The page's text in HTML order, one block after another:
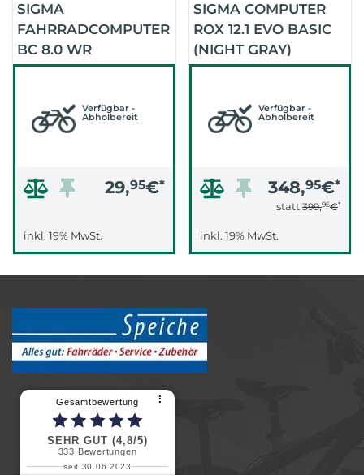
SIGMA
FAHRRADCOMPUTER
BC 8.0 WR
Verfügbar -
Abholbereit
29,95€*
inkl. 19% MwSt.
SIGMA COMPUTER
ROX 12.1 EVO BASIC
(NIGHT GRAY)
Verfügbar -
Abholbereit
348,95€*
statt 399,95€*
inkl. 19% MwSt.
Gesamtbewertung ⠇
SEHR GUT (4,8/5)
333 Bewertungen
seit 30.06.2023